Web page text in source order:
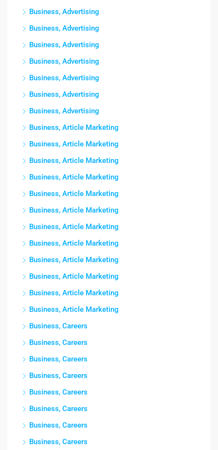
Business, Advertising
Business, Advertising
Business, Advertising
Business, Advertising
Business, Advertising
Business, Advertising
Business, Advertising
Business, Article Marketing
Business, Article Marketing
Business, Article Marketing
Business, Article Marketing
Business, Article Marketing
Business, Article Marketing
Business, Article Marketing
Business, Article Marketing
Business, Article Marketing
Business, Article Marketing
Business, Article Marketing
Business, Article Marketing
Business, Careers
Business, Careers
Business, Careers
Business, Careers
Business, Careers
Business, Careers
Business, Careers
Business, Careers